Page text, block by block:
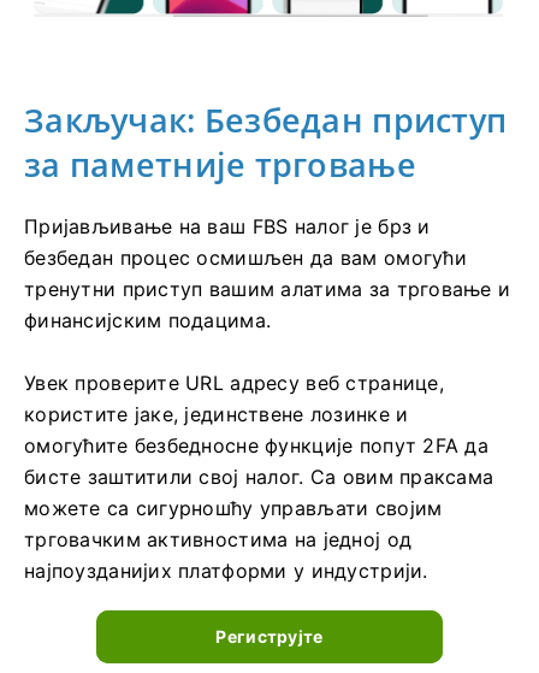
Закључак: Безбедан приступ
за паметније трговање
Пријављивање на ваш FBS налог је брз и
безбедан процес осмишљен да вам омогући
тренутни приступ вашим алатима за трговање и
финансијским подацима.
Увек проверите URL адресу веб странице,
користите јаке, јединствене лозинке и
омогућите безбедносне функције попут 2FA да
бисте заштитили свој налог. Са овим праксама
можете са сигурношћу управљати својим
трговачким активностима на једној од
најпоузданијих платформи у индустрији.
Региструјте